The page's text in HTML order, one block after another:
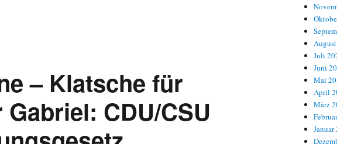
– Klatsche für
CDU/CSU
Juli
Juni
Mai
April
März
Januar